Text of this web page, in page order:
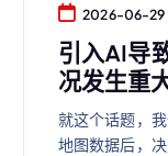
2026-06-29
引入AI导
况发生重
就这个话题，
地图数据后，